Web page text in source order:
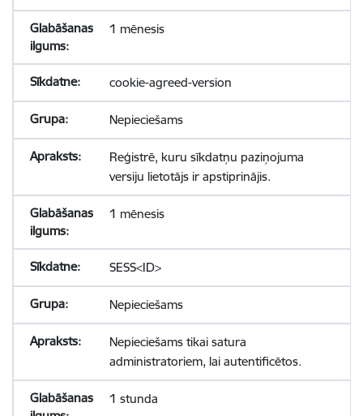
1 mēnesis
cookie-agreed-version
Nepieciešams
Reģistrē, kuru sīkdatņu paziņojuma
versiju lietotājs ir apstiprinājis.
1 mēnesis
SESS<ID>
Nepieciešams
Nepieciešams tikai satura
administratoriem, lai autentificētos.
1 stunda